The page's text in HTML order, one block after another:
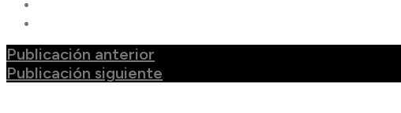
Publicación anterior
Publicación siguiente